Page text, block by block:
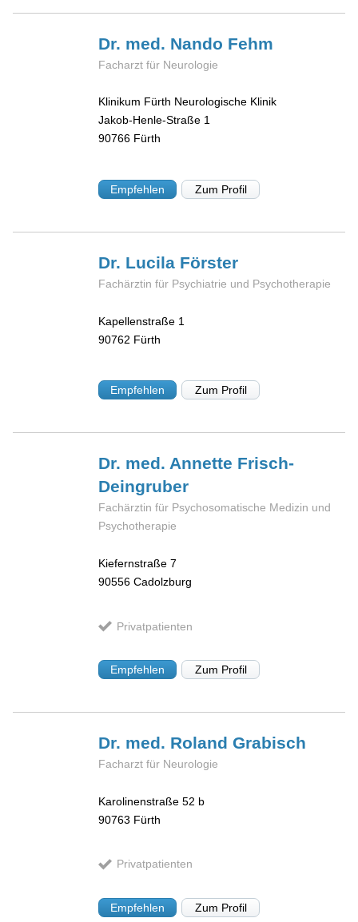
Dr. med. Nando Fehm
Facharzt für Neurologie
Klinikum Fürth Neurologische Klinik
Jakob-Henle-Straße 1
90766 Fürth
Empfehlen Zum Profil
Dr. Lucila Förster
Fachärztin für Psychiatrie und Psychotherapie
Kapellenstraße 1
90762 Fürth
Empfehlen Zum Profil
Dr. med. Annette Frisch-
Deingruber
Fachärztin für Psychosomatische Medizin und
Psychotherapie
Kiefernstraße 7
90556 Cadolzburg
Privatpatienten
Empfehlen Zum Profil
Dr. med. RolandGrabisch
Facharzt für Neurologie
Karolinenstraße 52 b
90763 Fürth
Privatpatienten
Empfehlen Zum Profil